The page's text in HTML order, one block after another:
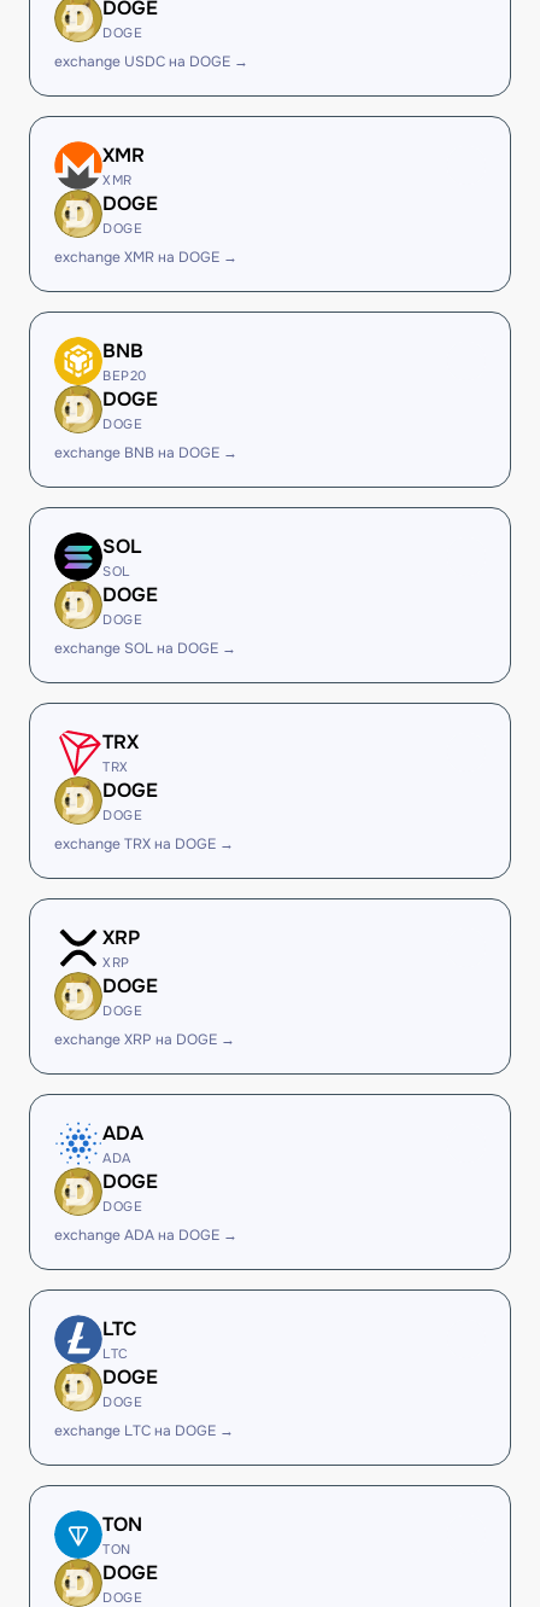
DOGE
DOGE
exchange USDC на DOGE →
XMR
XMR
DOGE
DOGE
exchange XMR на DOGE →
BNB
BEP20
DOGE
DOGE
exchange BNB на DOGE →
SOL
SOL
DOGE
DOGE
exchange SOL на DOGE →
TRX
TRX
DOGE
DOGE
exchange TRX на DOGE →
XRP
XRP
DOGE
DOGE
exchange XRP на DOGE →
ADA
ADA
DOGE
DOGE
exchange ADA на DOGE →
LTC
LTC
DOGE
DOGE
exchange LTC на DOGE →
TON
TON
DOGE
DOGE